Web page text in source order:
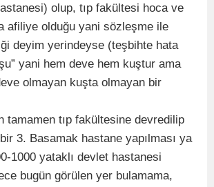
olup, tıp fakültesi hoca ve
afiliye olduğu yani sözleşme ile
deyim yerindeyse (teşbihte hata
yani hem deve hem kuştur ama
olmayan kuşta olmayan bir
tamamen tıp fakültesine devredilip
3. Basamak hastane yapılması ya
1000 yataklı devlet hastanesi
bugün görülen yer bulamama,